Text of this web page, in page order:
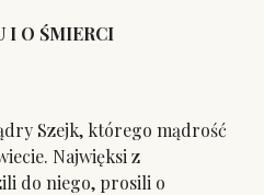
I O ŚMIERCI
Szejk, którego mądrość
Najwięksi z
do niego, prosili o